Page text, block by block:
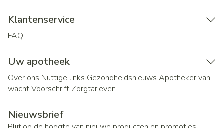
Klantenservice
FAQ
Uw apotheek
Over ons Nuttige links Gezondheidsnieuws Apotheker van
wachtVoorschrift Zorgtarieven
Nieuwsbrief